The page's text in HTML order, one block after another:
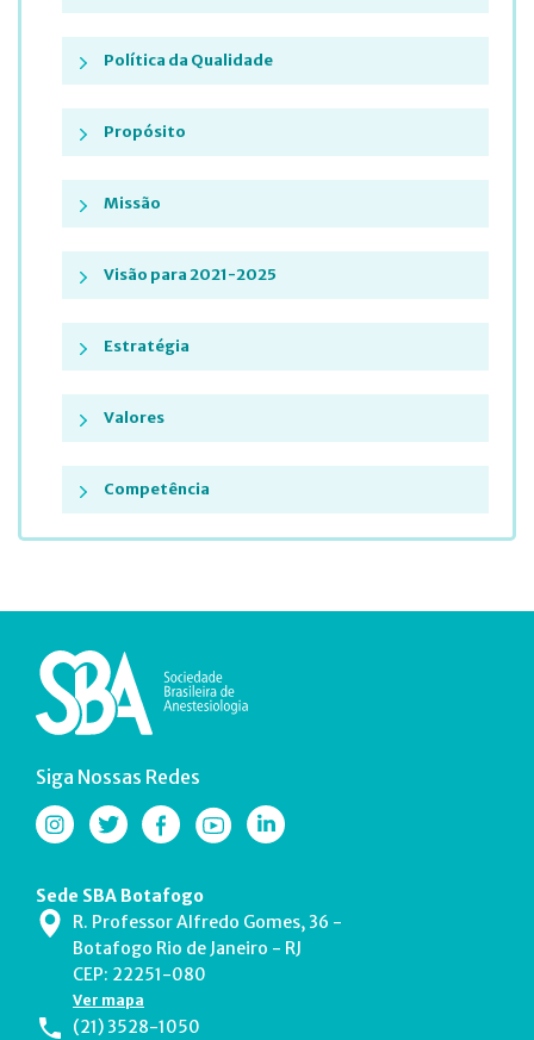
Política da Qualidade
Propósito
Missão
Visão para 2021-2025
Estratégia
Valores
Competência
Siga Nossas Redes
Sede SBA Botafogo
R. Professor Alfredo Gomes, 36 -
Botafogo Rio de Janeiro - RJ
CEP: 22251-080
Ver mapa
(21) 3528-1050